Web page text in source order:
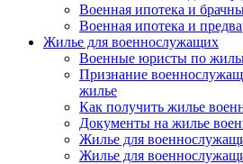
Военная ипотека и
Военная ипотека и
Жилье для военнослужащих
Военные юристы по
Признание
жилье
Как получить жилье
Документы на жилье
Жилье для
Жилье для